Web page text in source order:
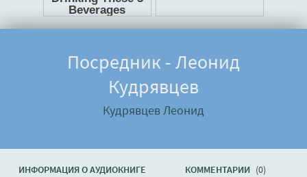
Посредник - Леонид
Кудрявцев
Кудрявцев Леонид
ИНФОРМАЦИЯ О АУДИОКНИГЕ КОММЕНТАРИИ (0)